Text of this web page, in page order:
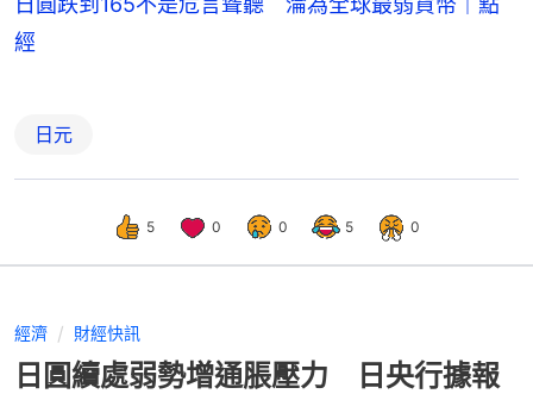
經
日元
5 0 0 5 0
經濟 財經快訊
日圓續處弱勢增通脹壓力 日央行據報